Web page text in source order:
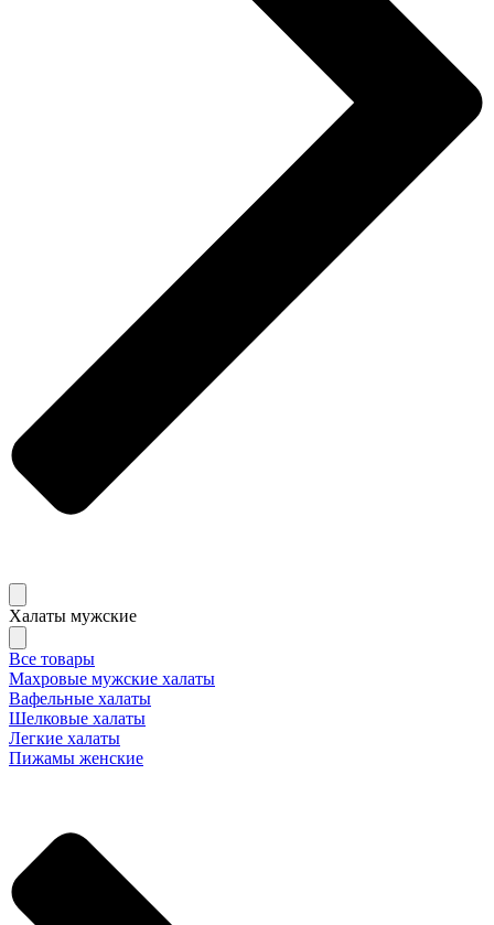
Халаты мужские
Все товары
Махровые мужские халаты
Вафельные халаты
Шелковые халаты
Легкие халаты
Пижамы женские